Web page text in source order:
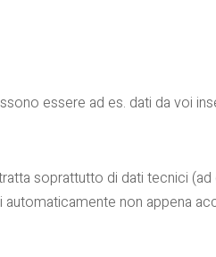
essere ad es. dati da voi
soprattutto di dati tecnici
non appena